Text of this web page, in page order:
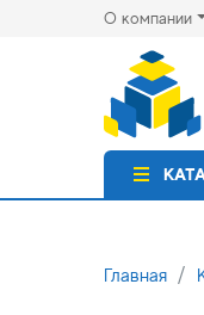
О компании
Главная